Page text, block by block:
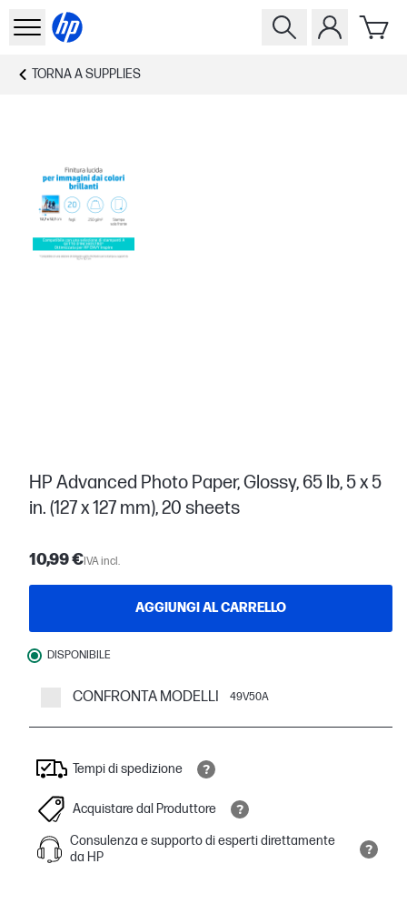
TORNA ASUPPLIES
HP Advanced Photo Paper, Glossy, 65 lb, 5 x 5
in. (127 x 127 mm), 20 sheets
10,99 €IVA incl.
AGGIUNGI AL CARRELLO
DISPONIBILE
CONFRONTA MODELLI 49V50A
Tempi di spedizione
Acquistare dal Produttore
Consulenza e supporto di esperti direttamente
da HP